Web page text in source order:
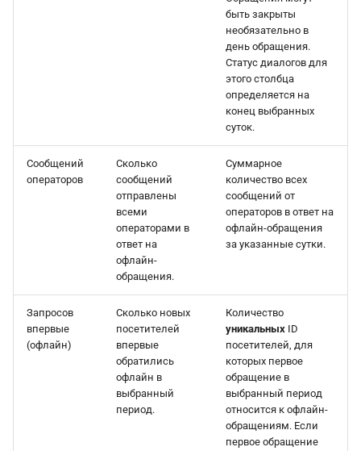
быть закрыты
необязательно в
день обращения.
Статус диалогов для
этого столбца
определяется на
конец выбранных
суток.
Сообщений
операторов
Сколько
сообщений
отправлены
всеми
операторами в
ответ на
офлайн-
обращения.
Суммарное
количество всех
сообщений от
операторов в ответ на
офлайн-обращения
за указанные сутки.
Запросов
впервые
(офлайн)
Сколько новых
посетителей
впервые
обратились
офлайн в
выбранный
период.
Количество
уникальных ID
посетителей, для
которых первое
обращение в
выбранный период
относится к офлайн-
обращениям. Если
первое обращение